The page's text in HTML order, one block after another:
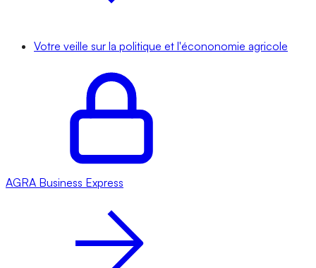
Votre veille sur la politique et l'écononomie agricole
AGRA Business Express